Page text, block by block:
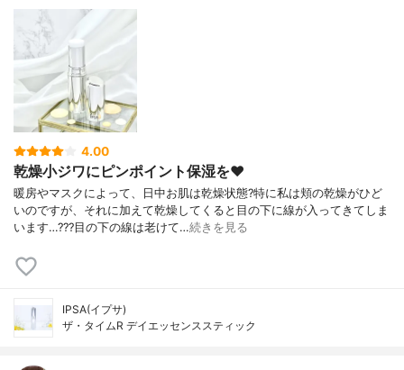
4.00
乾燥小ジワにピンポイント保湿を❤️
暖房やマスクによって、日中お肌は乾燥状態?特に私は頬の乾燥がひど
いのですが、それに加えて乾燥してくると目の下に線が入ってきてしま
います…???目の下の線は老けて…続きを見る
IPSA(イプサ)
ザ・タイムR デイエッセンススティック